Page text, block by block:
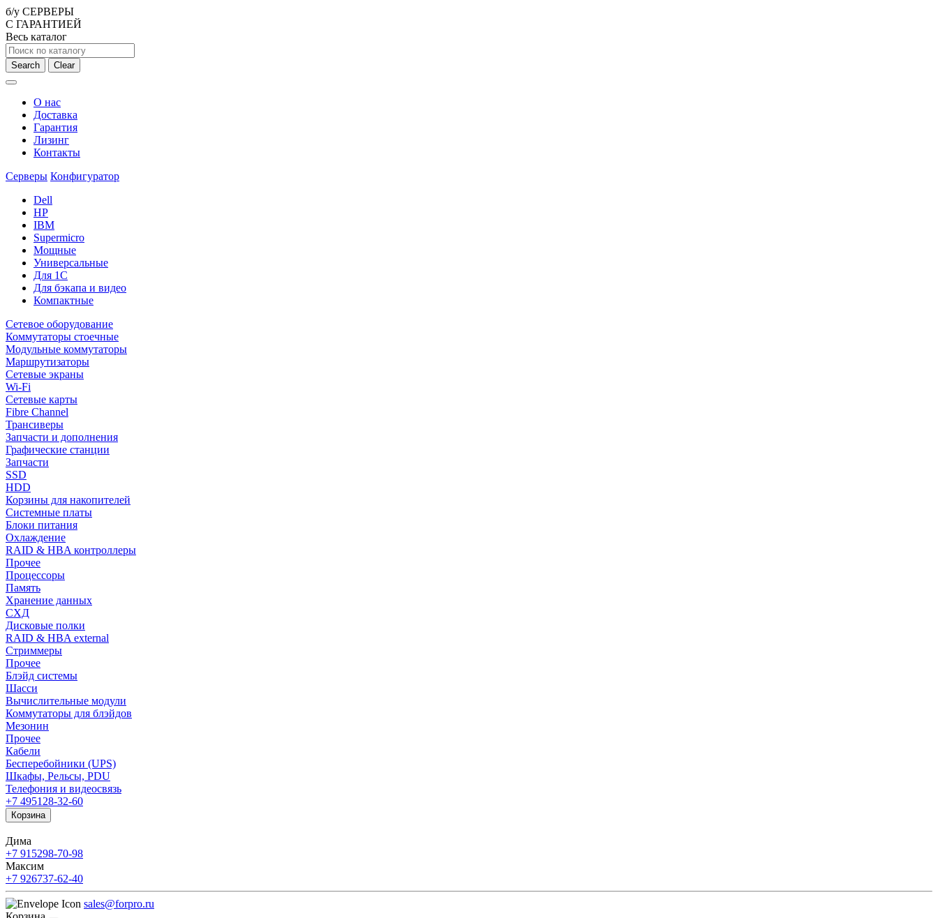
б/у СЕРВЕРЫ
С ГАРАНТИЕЙ
Весь каталог
Search Clear
О нас
Доставка
Гарантия
Лизинг
Контакты
Серверы Конфигуратор
Dell
HP
IBM
Supermicro
Мощные
Универсальные
Для 1С
Для бэкапа и видео
Компактные
Сетевое оборудование
Коммутаторы стоечные
Модульные коммутаторы
Маршрутизаторы
Сетевые экраны
Wi-Fi
Сетевые карты
Fibre Channel
Трансиверы
Запчасти и дополнения
Графические станции
Запчасти
SSD
HDD
Корзины для накопителей
Системные платы
Блоки питания
Охлаждение
RAID & HBA контроллеры
Прочее
Процессоры
Память
Хранение данных
СХД
Дисковые полки
RAID & HBA external
Стриммеры
Прочее
Блэйд системы
Шасси
Вычислительные модули
Коммутаторы для блэйдов
Мезонин
Прочее
Кабели
Бесперебойники (UPS)
Шкафы, Рельсы, PDU
Телефония и видеосвязь
+7 495128-32-60
Корзина
Дима
+7 915298-70-98
Максим
+7 926737-62-40
sales@forpro.ru